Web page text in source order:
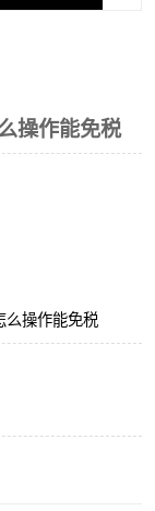
操作能免税
么操作能免税